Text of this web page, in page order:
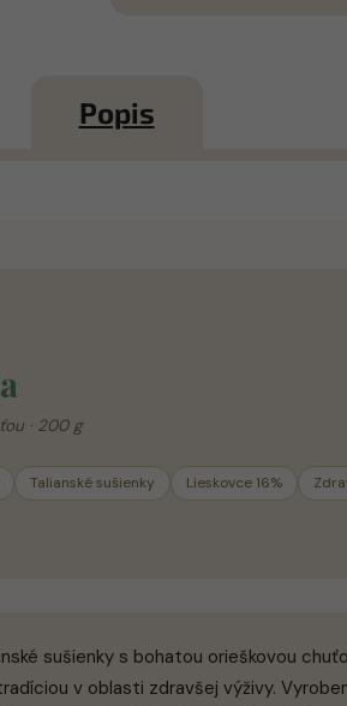
Popis
· 200 g
Talianské sušienky Lieskovce 16%
sušienky s bohatou orieškovou
v oblasti zdravšej výživy.